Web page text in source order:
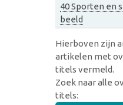
40 Sporten en
beeld
Hierboven zijn
artikelen met
titels vermeld.
Zoek naar alle
titels: